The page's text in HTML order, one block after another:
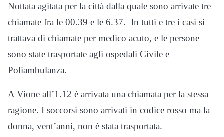
Nottata agitata per la città dalla quale sono arrivate tre
chiamate fra le 00.39 e le 6.37. In tutti e tre i casi si
trattava di chiamate per medico acuto, e le persone
sono state trasportate agli ospedali Civile e
Poliambulanza.
A Vione all’1.12 è arrivata una chiamata per la stessa
ragione. I soccorsi sono arrivati in codice rosso ma la
donna, vent’anni, non è stata trasportata.